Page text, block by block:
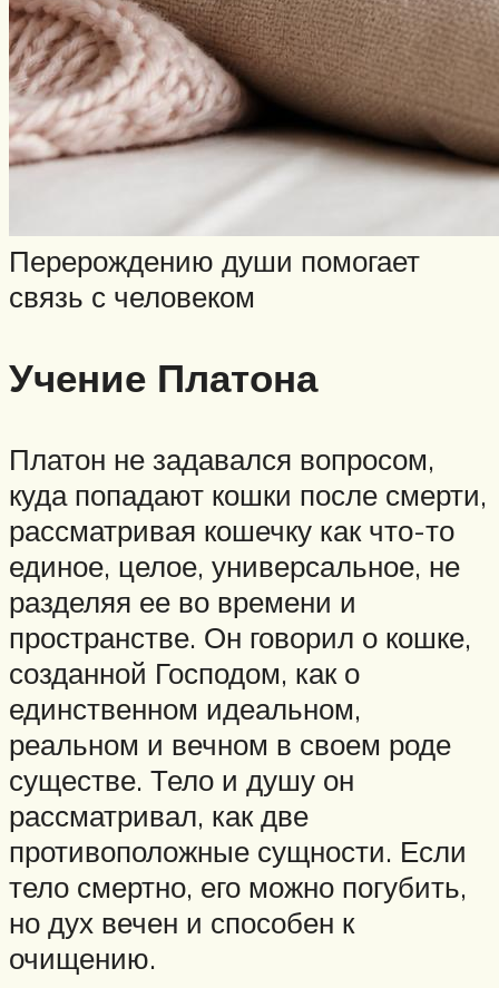
Перерождению души помогает
связь с человеком
Учение Платона
Платон не задавался вопросом,
куда попадают кошки после смерти,
рассматривая кошечку как что-то
единое, целое, универсальное, не
разделяя ее во времени и
пространстве. Он говорил о кошке,
созданной Господом, как о
единственном идеальном,
реальном и вечном в своем роде
существе. Тело и душу он
рассматривал, как две
противоположные сущности. Если
тело смертно, его можно погубить,
но дух вечен и способен к
очищению.